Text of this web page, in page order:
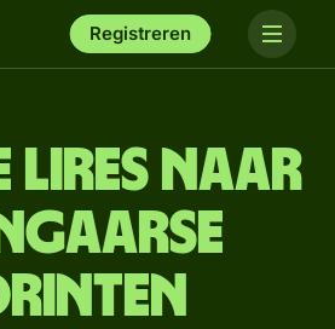
Registreren
lires naar